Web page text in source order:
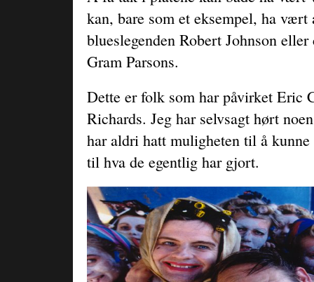
kan, bare som et eksempel, ha vært
blueslegenden Robert Johnson
Gram Parsons.
Dette er folk som har påvirket Eric
Richards. Jeg har selvsagt hørt
har aldri hatt muligheten til å
til hva de egentlig har gjort.